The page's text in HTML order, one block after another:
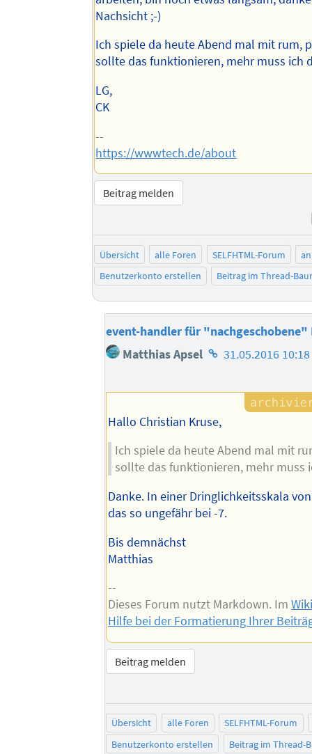
Nachsicht ;-)
Ich spiele da heute Abend mal mit rum,
sollte das funktionieren, mehr muss ich
LG,
CK
--
https://wwwtech.de/about
Beitrag melden
Übersicht alle Foren SELFHTML-Forum
Benutzerkonto erstellen
Beitrag im Thread-
event-handler für "nachgeschobene"
Matthias Apsel Homepage
Autors
31.05.2016 10:18
Hallo Christian Kruse,
Ich spiele da heute Abend mal mit
sollte das funktionieren, mehr muss
Danke. In einer Dringlichkeitsskala
das so ungefähr bei -7.
Bis demnächst
Matthias
--
Dieses Forum nutzt Markdown. Im
Hilfe bei der Formatierung Ihrer
Beitrag melden
Übersicht alle Foren
SELFHTML-Forum
Benutzerkonto erstellen
Beitrag im Thread-